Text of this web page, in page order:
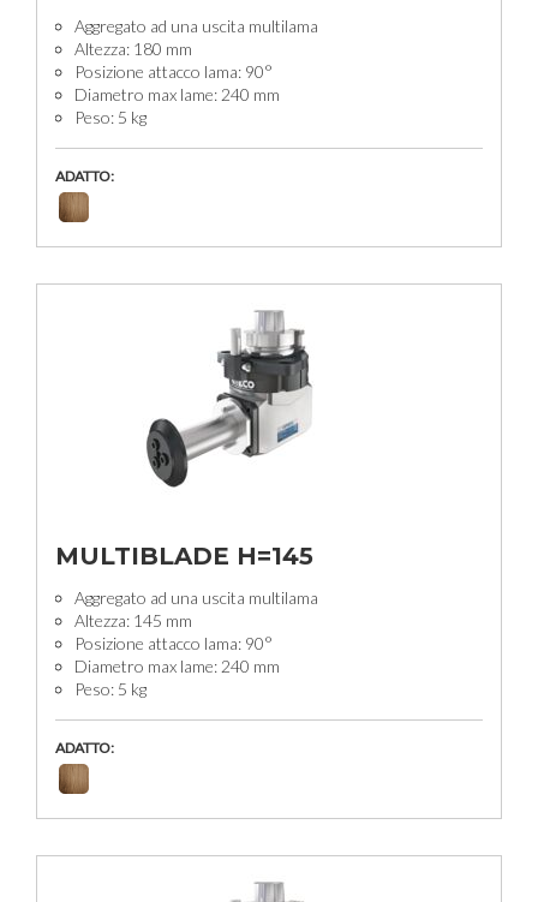
Aggregato ad una uscita multilama
Altezza: 180 mm
Posizione attacco lama: 90°
Diametro max lame: 240 mm
Peso: 5 kg
ADATTO:
MULTIBLADE H=145
Aggregato ad una uscita multilama
Altezza: 145 mm
Posizione attacco lama: 90°
Diametro max lame: 240 mm
Peso: 5 kg
ADATTO: